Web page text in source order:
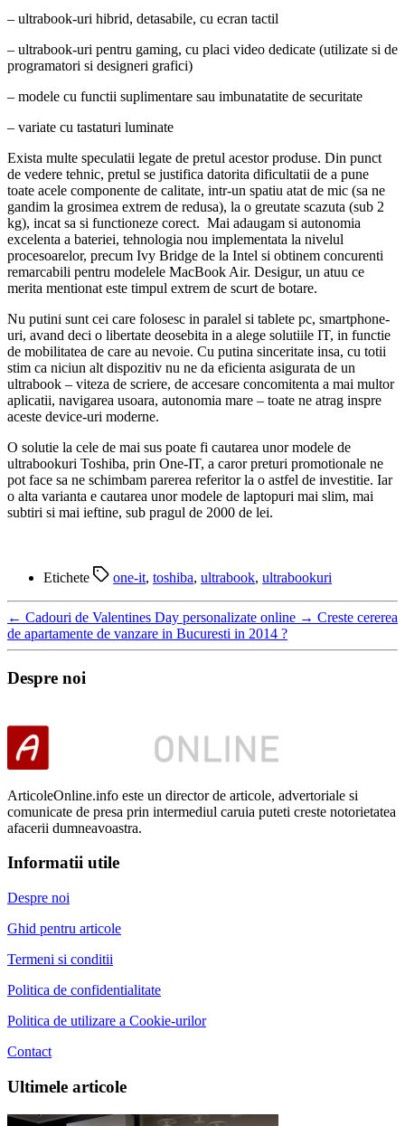
– ultrabook-uri hibrid, detasabile, cu ecran tactil
– ultrabook-uri pentru gaming, cu placi video dedicate (utilizate si de
programatori si designeri grafici)
– modele cu functii suplimentare sau imbunatatite de securitate
– variate cu tastaturi luminate
Exista multe speculatii legate de pretul acestor produse. Din punct
de vedere tehnic, pretul se justifica datorita dificultatii de a pune
toate acele componente de calitate, intr-un spatiu atat de mic (sa ne
gandim la grosimea extrem de redusa), la o greutate scazuta (sub 2
kg), incat sa si functioneze corect. Mai adaugam si autonomia
excelenta a bateriei, tehnologia nou implementata la nivelul
procesoarelor, precum Ivy Bridge de la Intel si obtinem concurenti
remarcabili pentru modelele MacBook Air. Desigur, un atuu ce
merita mentionat este timpul extrem de scurt de botare.
Nu putini sunt cei care folosesc in paralel si tablete pc, smartphone-
uri, avand deci o libertate deosebita in a alege solutiile IT, in functie
de mobilitatea de care au nevoie. Cu putina sinceritate insa, cu totii
stim ca niciun alt dispozitiv nu ne da eficienta asigurata de un
ultrabook – viteza de scriere, de accesare concomitenta a mai multor
aplicatii, navigarea usoara, autonomia mare – toate ne atrag inspre
aceste device-uri moderne.
O solutie la cele de mai sus poate fi cautarea unor modele de
ultrabookuri Toshiba, prin One-IT, a caror preturi promotionale ne
pot face sa ne schimbam parerea referitor la o astfel de investitie. Iar
o alta varianta e cautarea unor modele de laptopuri mai slim, mai
subtiri si mai ieftine, sub pragul de 2000 de lei.
Etichete one-it, toshiba, ultrabook, ultrabookuri
← Cadouri de Valentines Day personalizate online → Creste cererea
de apartamente de vanzare in Bucuresti in 2014 ?
Despre noi
ArticoleOnline.info este un director de articole, advertoriale si
comunicate de presa prin intermediul caruia puteti creste notorietatea
afacerii dumneavoastra.
Informatii utile
Despre noi
Ghid pentru articole
Termeni si conditii
Politica de confidentialitate
Politica de utilizare a Cookie-urilor
Contact
Ultimele articole